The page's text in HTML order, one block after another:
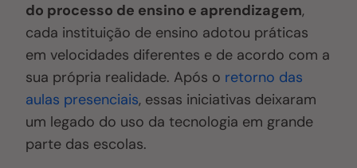
do processo de ensino e aprendizagem,
cada instituição de ensino adotou práticas
em velocidades diferentes e de acordo com a
sua própria realidade. Após o retorno das
aulas presenciais, essas iniciativas deixaram
um legado do uso da tecnologia em grande
parte das escolas.